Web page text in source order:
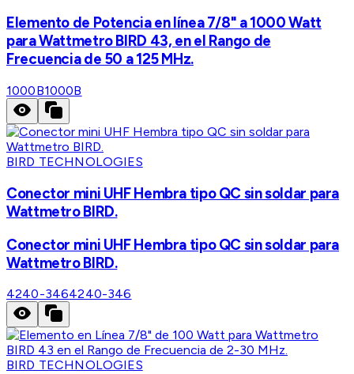
Elemento de Potencia en línea 7/8" a 1000 Watt
para Wattmetro BIRD 43, en el Rango de
Frecuencia de 50 a 125 MHz.
1000B1000B
BIRD TECHNOLOGIES
Conector mini UHF Hembra tipo QC sin soldar para
Wattmetro BIRD.
Conector mini UHF Hembra tipo QC sin soldar para
Wattmetro BIRD.
4240-3464240-346
BIRD TECHNOLOGIES